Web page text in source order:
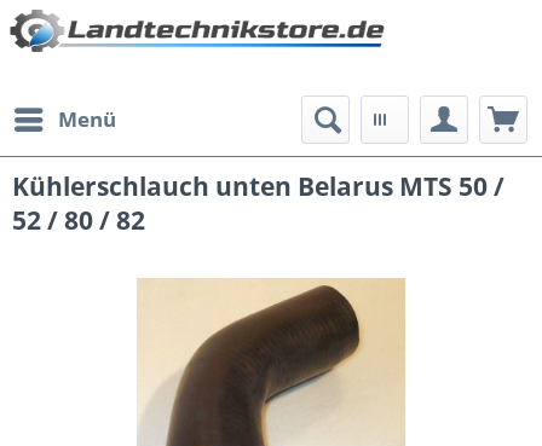
Menü
Kühlerschlauch unten Belarus MTS 50 /
52 / 80 / 82